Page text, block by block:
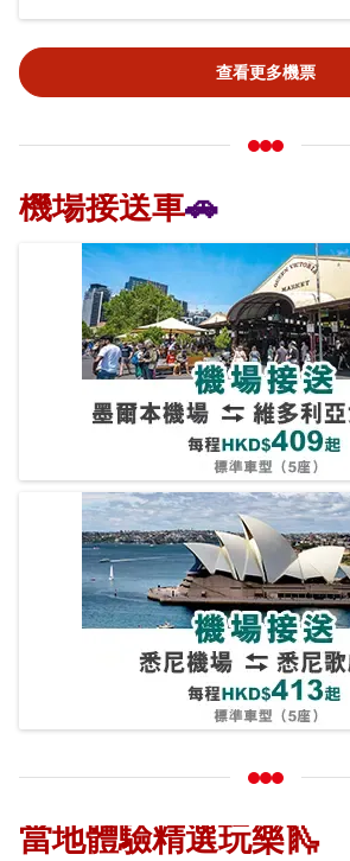
查看更多機票
機場接送車🚗
當地體驗精選玩樂🛝